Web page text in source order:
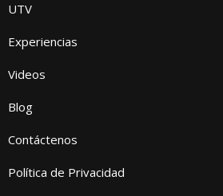
UTV
Experiencias
Videos
Blog
Contáctenos
Política de Privacidad